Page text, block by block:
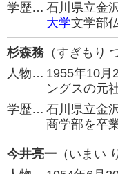
学歴… 石川県立金
大学文学部
杉森務 （すぎもり
人物… 1955年10月
ングスの元
学歴… 石川県立金
商学部を卒
今井亮一 （いまい